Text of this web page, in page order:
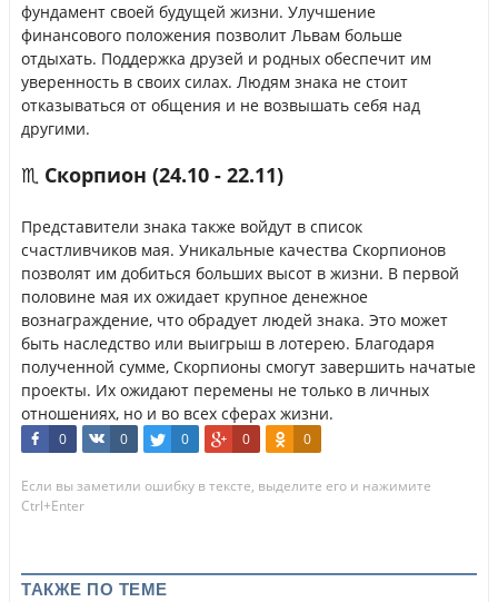
фундамент своей будущей жизни. Улучшение
финансового положения позволит Львам больше
отдыхать. Поддержка друзей и родных обеспечит им
уверенность в своих силах. Людям знака не стоит
отказываться от общения и не возвышать себя над
другими.
♏ Скорпион (24.10 - 22.11)
Представители знака также войдут в список
счастливчиков мая. Уникальные качества Скорпионов
позволят им добиться больших высот в жизни. В первой
половине мая их ожидает крупное денежное
вознаграждение, что обрадует людей знака. Это может
быть наследство или выигрыш в лотерею. Благодаря
полученной сумме, Скорпионы смогут завершить начатые
проекты. Их ожидают перемены не только в личных
отношениях, но и во всех сферах жизни.
0 0 0 0 0
Если вы заметили ошибку в тексте, выделите его и нажимите
Ctrl+Enter
ТАКЖЕ ПО ТЕМЕ